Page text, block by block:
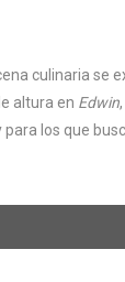
culinaria se
altura en Edwin
los que